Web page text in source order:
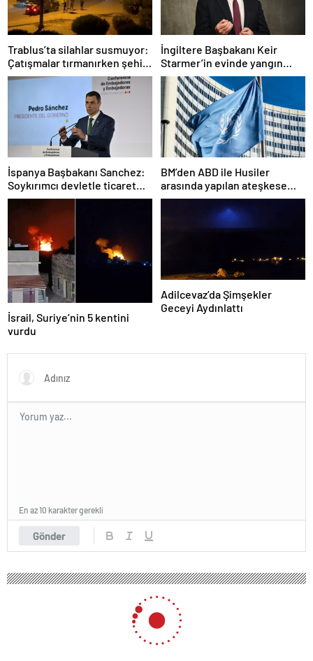
Trablus’ta silahlar susmuyor:
Çatışmalar tırmanırken şehir
alarmda
İngiltere Başbakanı Keir
Starmer’in evinde yangın
çıktı
İspanya Başbakanı Sanchez:
Soykırımcı devletle ticaret
yapmayız
BM’den ABD ile Husiler
arasında yapılan ateşkese
ilişkin değerlendirme
İsrail, Suriye’nin 5 kentini
vurdu
Adilcevaz’da Şimşekler
Geceyi Aydınlattı
Gönder
En az 10 karakter gerekli